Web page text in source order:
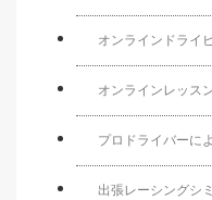
オンラインドライ
オンラインレッス
プロドライバーに
出張レーシングシ